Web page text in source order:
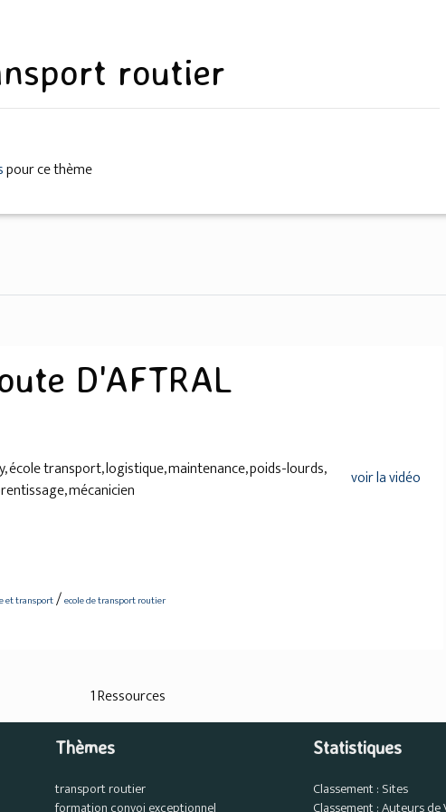
routier
pour ce thème
D'AFTRAL
voir la vidéo
école transport, logistique, maintenance, poids-lourds,
mécanicien
et transport/ecole de transport routier
1 Ressources
Thèmes
transport routier
Statistiques
Classement : Sites